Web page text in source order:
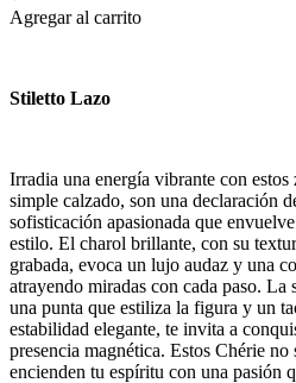
Agregar al carrito
Stiletto Lazo
Irradia una energía vibrante con
simple calzado, son una declaración
sofisticación apasionada que
estilo. El charol brillante, con su
grabada, evoca un lujo audaz y una
atrayendo miradas con cada paso. La
una punta que estiliza la figura y un
estabilidad elegante, te invita a
presencia magnética. Estos Chérie
encienden tu espíritu con una pasión